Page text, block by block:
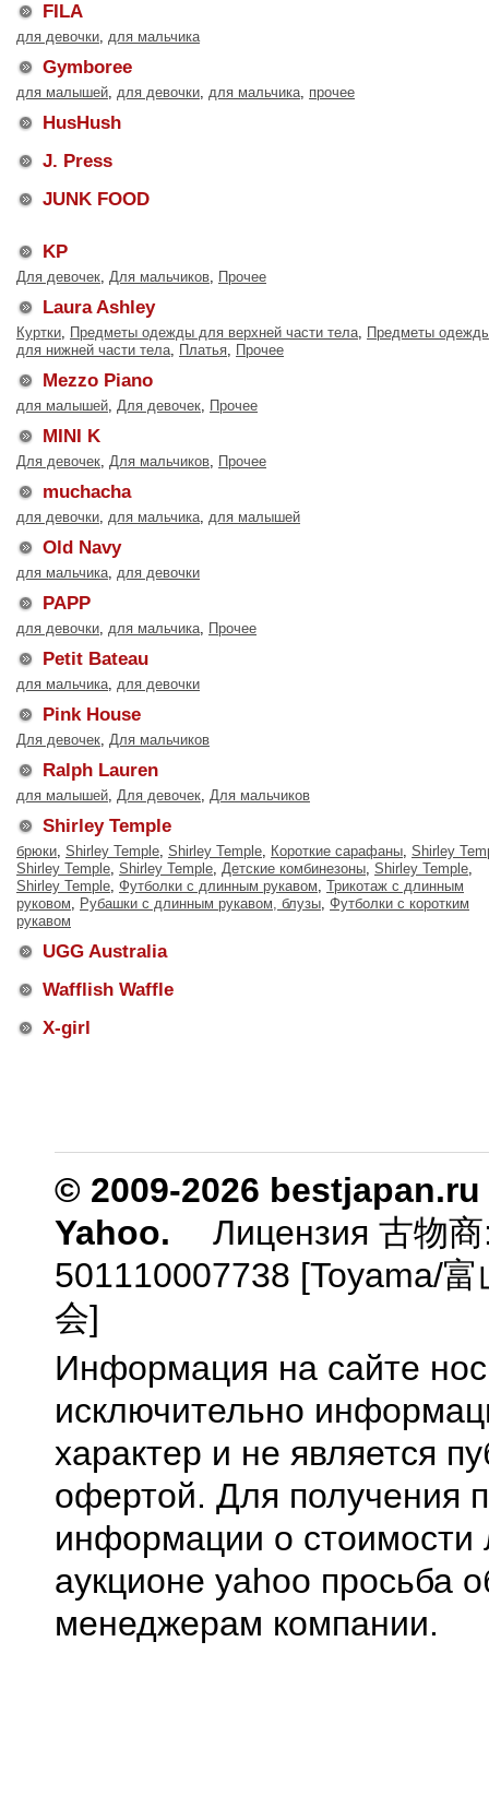
FILA
для девочки, для мальчика
Gymboree
для малышей, для девочки, для мальчика, прочее
HusHush
J. Press
JUNK FOOD
KP
Для девочек, Для мальчиков, Прочее
Laura Ashley
Куртки, Предметы одежды для верхней части тела, Предметы
для нижней части тела, Платья, Прочее
Mezzo Piano
для малышей, Для девочек, Прочее
MINI K
Для девочек, Для мальчиков, Прочее
muchacha
для девочки, для мальчика, для малышей
Old Navy
для мальчика, для девочки
PAPP
для девочки, для мальчика, Прочее
Petit Bateau
для мальчика, для девочки
Pink House
Для девочек, Для мальчиков
Ralph Lauren
для малышей, Для девочек, Для мальчиков
Shirley Temple
брюки, Shirley Temple, Shirley Temple, Короткие сарафаны, Shirley
Shirley Temple, Shirley Temple, Детские комбинезоны, Shirley Temple,
Shirley Temple, Футболки с длинным рукавом, Трикотаж с длинным
руковом, Рубашки с длинным рукавом, блузы, Футболки с коротким
рукавом
UGG Australia
Wafflish Waffle
X-girl
© 2009-2026
Yahoo.
Лицензия 古物
501110007738 [Toyama/
会]
Информация на сайте
исключительно
характер и не является
офертой. Для получения
информации о стоимости
аукционе yahoo просьба
менеджерам компании.